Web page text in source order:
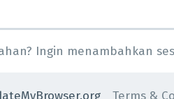
Ingin menambahkan
Terms &